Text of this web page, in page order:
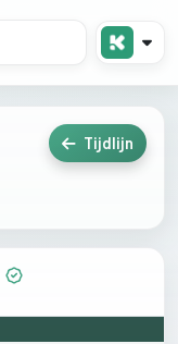
Tijdlijn